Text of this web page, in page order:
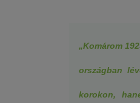
„Komárom
országban
korokon,